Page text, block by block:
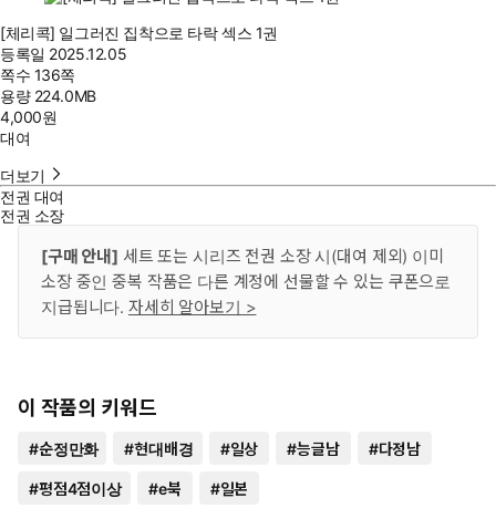
[체리콕] 일그러진 집착으로 타락 섹스 1권
등록일 2025.12.05
쪽수 136쪽
용량 224.0MB
4,000원
대여
더보기
전권 대여
전권 소장
[구매 안내] 세트 또는 시리즈 전권 소장 시(대여 제외) 이미
소장 중인 중복 작품은 다른 계정에 선물할 수 있는 쿠폰으로
지급됩니다. 자세히 알아보기 >
이 작품의 키워드
#순정만화 #현대배경 #일상 #능글남 #다정남
#평점4점이상 #e북 #일본